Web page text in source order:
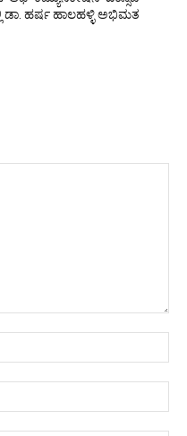
ಡಾ. ಹರ್ಷ ಹಾಲಹಳ್ಳಿ ಅಭಿಮತ